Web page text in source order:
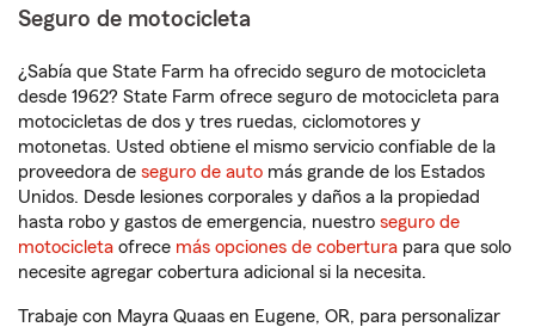
Seguro de motocicleta
¿Sabía que State Farm ha ofrecido seguro de motocicleta
desde 1962? State Farm ofrece seguro de motocicleta para
motocicletas de dos y tres ruedas, ciclomotores y
motonetas. Usted obtiene el mismo servicio confiable de la
proveedora de seguro de auto más grande de los Estados
Unidos. Desde lesiones corporales y daños a la propiedad
hasta robo y gastos de emergencia, nuestro seguro de
motocicleta ofrece más opciones de cobertura para que solo
necesite agregar cobertura adicional si la necesita.
Trabaje con Mayra Quaas en Eugene, OR, para personalizar